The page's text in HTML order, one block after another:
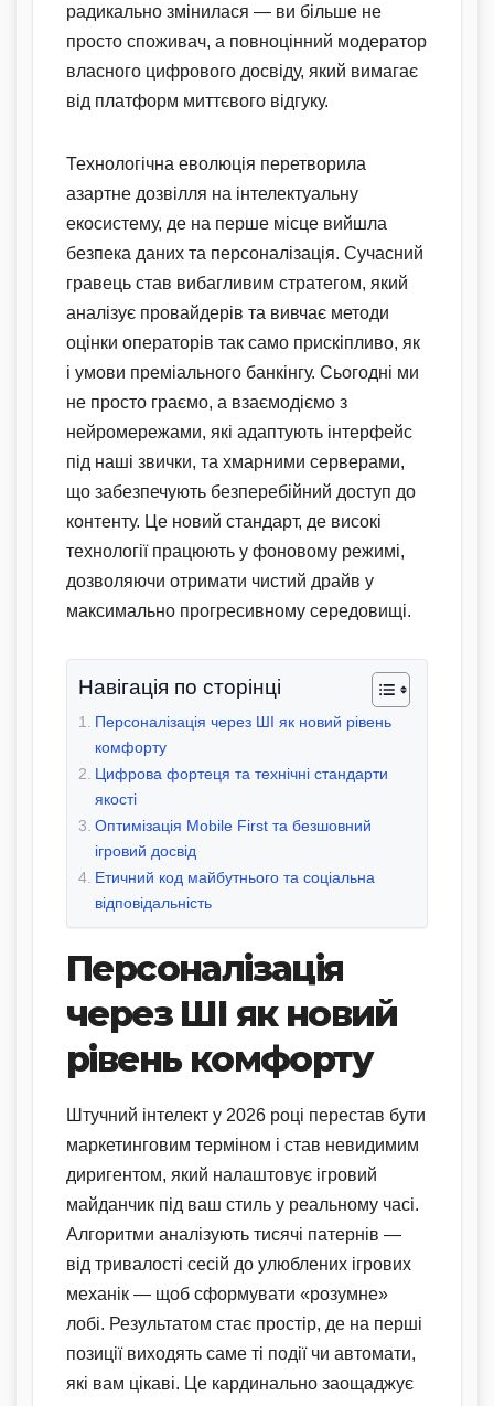
радикально змінилася — ви більше не
просто споживач, а повноцінний модератор
власного цифрового досвіду, який вимагає
від платформ миттєвого відгуку.
Технологічна еволюція перетворила
азартне дозвілля на інтелектуальну
екосистему, де на перше місце вийшла
безпека даних та персоналізація. Сучасний
гравець став вибагливим стратегом, який
аналізує провайдерів та вивчає методи
оцінки операторів так само прискіпливо, як
і умови преміального банкінгу. Сьогодні ми
не просто граємо, а взаємодіємо з
нейромережами, які адаптують інтерфейс
під наші звички, та хмарними серверами,
що забезпечують безперебійний доступ до
контенту. Це новий стандарт, де високі
технології працюють у фоновому режимі,
дозволяючи отримати чистий драйв у
максимально прогресивному середовищі.
Навігація по сторінці
Персоналізація через ШІ як новий рівень
комфорту
Цифрова фортеця та технічні стандарти
якості
Оптимізація Mobile First та безшовний
ігровий досвід
Етичний код майбутнього та соціальна
відповідальність
Персоналізація
через ШІ як новий
рівень комфорту
Штучний інтелект у 2026 році перестав бути
маркетинговим терміном і став невидимим
диригентом, який налаштовує ігровий
майданчик під ваш стиль у реальному часі.
Алгоритми аналізують тисячі патернів —
від тривалості сесій до улюблених ігрових
механік — щоб сформувати «розумне»
лобі. Результатом стає простір, де на перші
позиції виходять саме ті події чи автомати,
які вам цікаві. Це кардинально заощаджує